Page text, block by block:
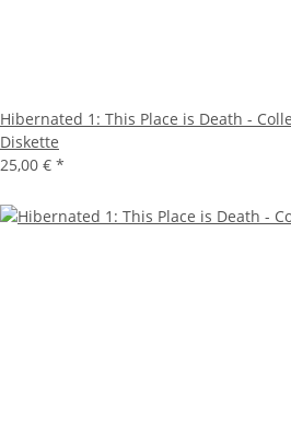
Hibernated 1: This Place is Death -
Diskette
25,00 € *